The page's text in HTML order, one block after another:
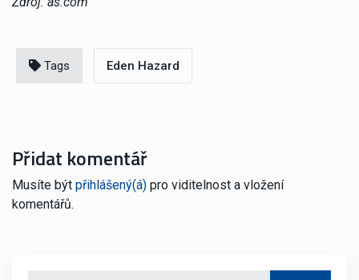
Tags Eden Hazard
Přidat komentář
Musíte být přihlášený(á) pro viditelnost a vložení
komentářů.